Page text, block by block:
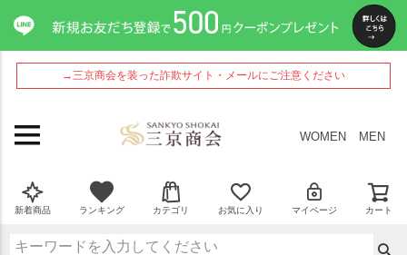
→三京商会を装った詐欺サイト・メールにご注意ください
WOMEN MEN
新着商品 ランキング カテゴリ お気に入り マイページ カート
ペー
ジト
ップ
へ